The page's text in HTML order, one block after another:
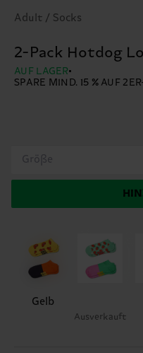
Adult / Socks
2-Pack Hotdog
AUF LAGER
SPARE MIND. 15 % AUF
Größe
Gelb
Ausverkauft